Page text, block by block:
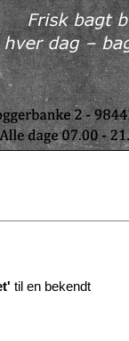
til en bekendt